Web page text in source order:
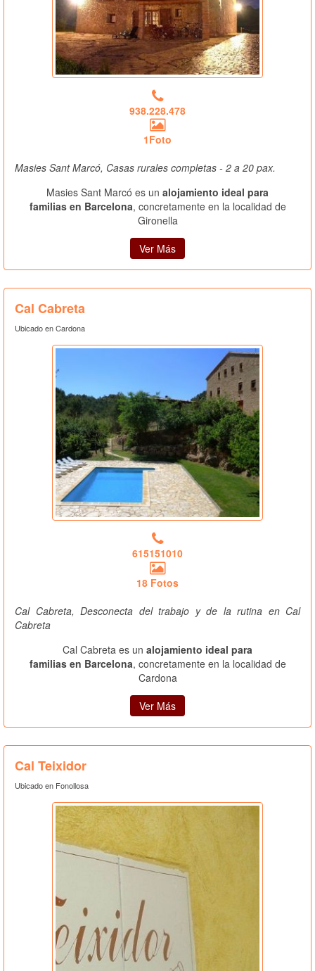
938.228.478
1Foto
Masies Sant Marcó, Casas rurales completas - 2 a 20 pax.
Masies Sant Marcó es un alojamiento ideal para
familias en Barcelona, concretamente en la localidad de
Gironella
Ver Más
Cal Cabreta
Ubicado en Cardona
615151010
18 Fotos
Cal Cabreta, Desconecta del trabajo y de la rutina en Cal
Cabreta
Cal Cabreta es un alojamiento ideal para
familias en Barcelona, concretamente en la localidad de
Cardona
Ver Más
Cal Teixidor
Ubicado en Fonollosa